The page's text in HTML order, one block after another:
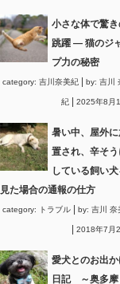
小さな体で驚
跳躍 ― 猫のジ
プ力の秘密
category: 吉川奈美紀 by: 吉川
紀 2025年8月
暑い中、屋外
置され、辛そ
している飼い
見た場合の通報の仕方
category: トラブル by: 吉川 奈
2018年7月
愛犬とのお出
日記 ～奥多摩